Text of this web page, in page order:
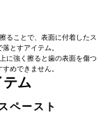
ることで、表面に付着したス
とすアイテム。
に強く擦ると歯の表面を傷つ
めできません。
テム
ペースト